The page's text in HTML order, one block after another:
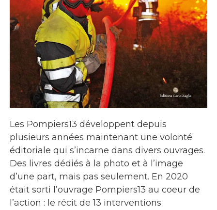
Les Pompiers13 développent depuis
plusieurs années maintenant une volonté
éditoriale qui s’incarne dans divers ouvrages.
Des livres dédiés à la photo et à l’image
d’une part, mais pas seulement. En 2020
était sorti l’ouvrage Pompiers13 au coeur de
l’action : le récit de 13 interventions